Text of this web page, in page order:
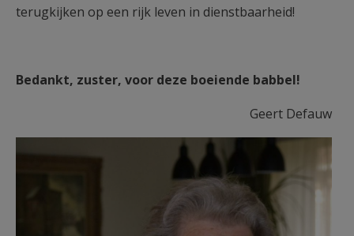
terugkijken op een rijk leven in dienstbaarheid!
Bedankt, zuster, voor deze boeiende babbel!
Geert Defauw